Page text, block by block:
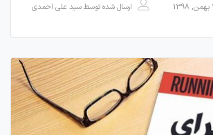
ارسال شده توسطسید علی احمدی